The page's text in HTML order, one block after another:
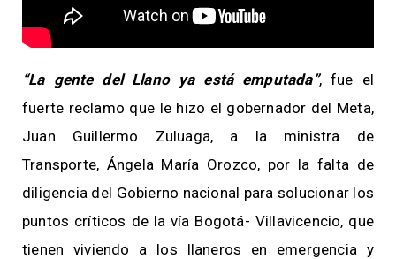
“La gente del Llano ya está emputada”, fue el
fuerte reclamo que le hizo el gobernador del Meta,
Juan Guillermo Zuluaga, a la ministra de
Transporte, Ángela María Orozco, por la falta de
diligencia del Gobierno nacional para solucionar los
puntos críticos de la vía Bogotá- Villavicencio, que
tienen viviendo a los llaneros en emergencia y